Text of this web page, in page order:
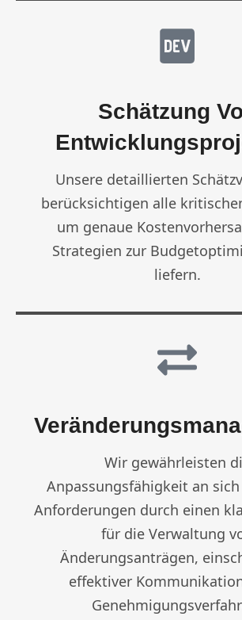
Schätzung
Unsere detaillierten
berücksichtigen alle
um genaue
Strategien zur
liefern.
Wir gewährleisten
Anpassungsfähigkeit an
Anforderungen durch einen
für die Verwaltung
Änderungsanträgen,
effektiver